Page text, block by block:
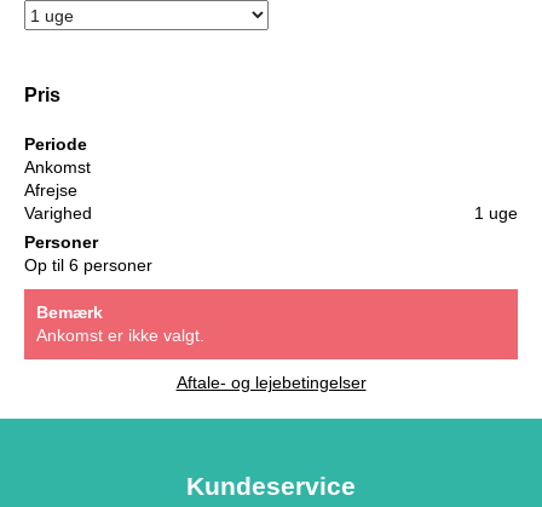
Pris
Periode
Ankomst
Afrejse
Varighed
1 uge
Personer
Op til 6 personer
Bemærk
Ankomst er ikke valgt.
Aftale- og lejebetingelser
Kundeservice